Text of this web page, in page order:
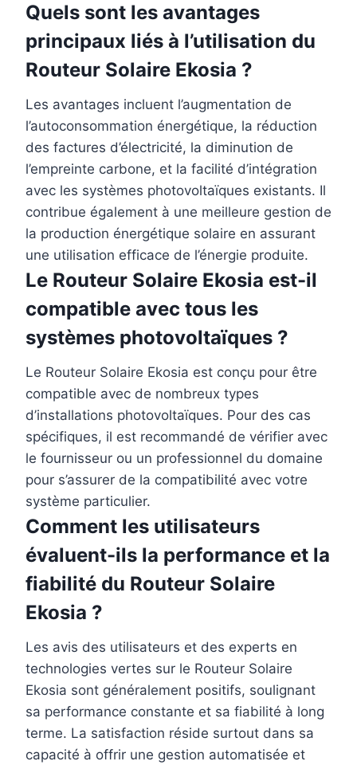
Quels sont les avantages
principaux liés à l’utilisation du
Routeur Solaire Ekosia ?
Les avantages incluent l’augmentation de
l’autoconsommation énergétique, la réduction
des factures d’électricité, la diminution de
l’empreinte carbone, et la facilité d’intégration
avec les systèmes photovoltaïques existants. Il
contribue également à une meilleure gestion de
la production énergétique solaire en assurant
une utilisation efficace de l’énergie produite.
Le Routeur Solaire Ekosia est-il
compatible avec tous les
systèmes photovoltaïques ?
Le Routeur Solaire Ekosia est conçu pour être
compatible avec de nombreux types
d’installations photovoltaïques. Pour des cas
spécifiques, il est recommandé de vérifier avec
le fournisseur ou un professionnel du domaine
pour s’assurer de la compatibilité avec votre
système particulier.
Comment les utilisateurs
évaluent-ils la performance et la
fiabilité du Routeur Solaire
Ekosia ?
Les avis des utilisateurs et des experts en
technologies vertes sur le Routeur Solaire
Ekosia sont généralement positifs, soulignant
sa performance constante et sa fiabilité à long
terme. La satisfaction réside surtout dans sa
capacité à offrir une gestion automatisée et